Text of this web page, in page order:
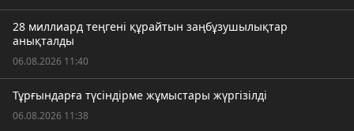
28 миллиард теңгені құрайтын заңбұзушылықтар
анықталды
06.08.2026 11:40
Тұрғындарға түсіндірме жұмыстары жүргізілді
06.08.2026 11:38